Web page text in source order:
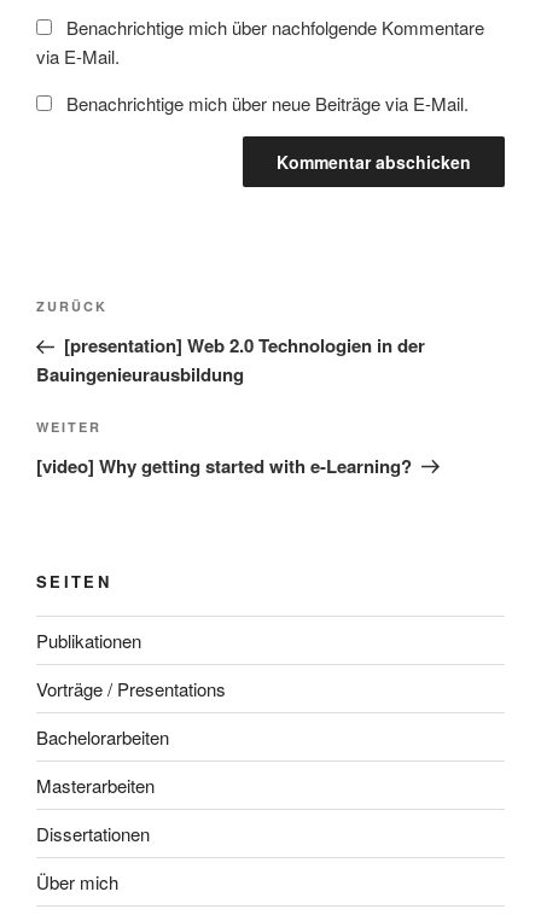
Benachrichtige mich über nachfolgende Kommentare
via E-Mail.
Benachrichtige mich über neue Beiträge via E-Mail.
Beitragsnavigation
Vorheriger
Beitrag
ZURÜCK
[presentation] Web 2.0 Technologien in der
Bauingenieurausbildung
Nächster
Beitrag
WEITER
[video] Why getting started with e-Learning?
SEITEN
Publikationen
Vorträge / Presentations
Bachelorarbeiten
Masterarbeiten
Dissertationen
Über mich